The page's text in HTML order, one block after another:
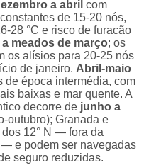
a abril com
de 15-20 nós,
28 °C e risco de furacão
meados de março; os
os alísios para 20-25 nós
de janeiro. Abril-maio
de época intermédia, com
baixas e mar quente. A
decorre de junho a
outubro); Granada e
12° N — fora da
e podem ser navegadas
seguro reduzidas.